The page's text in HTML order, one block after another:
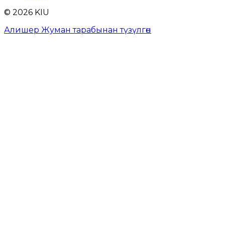
© 2026 KIU
Алишер Жуман тарабынан түзүлгөн